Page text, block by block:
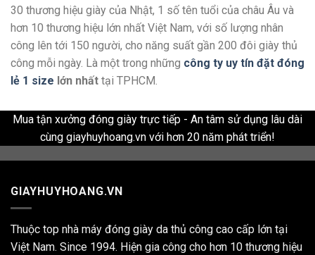
30 thương hiệu giày của Nhật, 1 số tên tuổi của châu Âu và
hơn 10 thương hiệu lớn nhất Việt Nam, với số lượng nhân
công lên tới 150 người, cho năng suất gần 200 đôi giày thủ
công mỗi ngày. Là một trong những công ty uy tín đặt đóng
lẻ 1 size lớn nhất tại TPHCM.
Mua tận xưởng đóng giày trực tiếp - An tâm sử dụng lâu dài
cùng giayhuyhoang.vn với hơn 20 năm phát triển!
GIAYHUYHOANG.VN
Thuộc top nhà máy đóng giày da thủ công cao cấp lớn tại
Việt Nam. Since 1994. Hiện gia công cho hơn 10 thương hiệu